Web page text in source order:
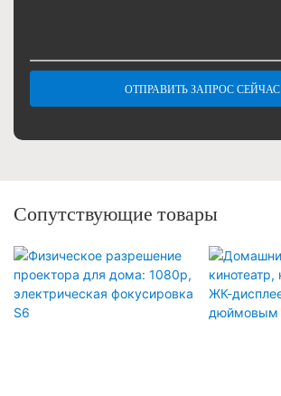
ОТПРАВИТЬ ЗАПРОС СЕЙЧАС
Сопутствующие товары